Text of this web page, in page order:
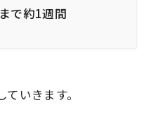
で約1週間
いきます。